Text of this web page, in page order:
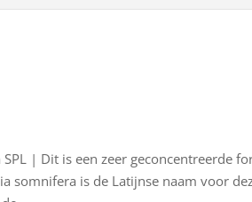
| Dit is een zeer geconcentreerde
somnifera is de Latijnse naam voor